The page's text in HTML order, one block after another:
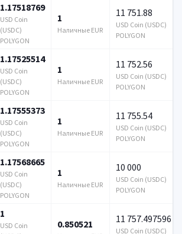
1.17518769
USD Coin
(USDC)
POLYGON
1
Наличные EUR
11 751.88
USD Coin (USDC)
POLYGON
1.17525514
USD Coin
(USDC)
POLYGON
1
Наличные EUR
11 752.56
USD Coin (USDC)
POLYGON
1.17555373
USD Coin
(USDC)
POLYGON
1
Наличные EUR
11 755.54
USD Coin (USDC)
POLYGON
1.17568665
USD Coin
(USDC)
POLYGON
1
Наличные EUR
10 000
USD Coin (USDC)
POLYGON
1
USD Coin
0.850521 11 757.497596
USD Coin (USDC)